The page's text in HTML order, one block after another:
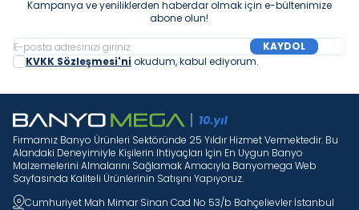
Kampanya ve yeniliklerden haberdar olmak için e-bültenimize
abone olun!
KAYDOL
KVKK Sözleşmesi'ni okudum, kabul ediyorum.
Firmamız Banyo Ürünleri Sektöründe 25 Yıldır Hizmet Vermektedir. Bu
Alandaki Deneyimiyle Kişilerin Ihtiyaçları Için En Uygun Banyo
Malzemelerini Almalarını Sağlamak Amacıyla Banyomega Web
Sayfasında Kaliteli Ürünlerinin Satışını Yapıyoruz.
Cumhuriyet Mah Mimar Sinan Cad No 53/b Bahçelievler İstanbul